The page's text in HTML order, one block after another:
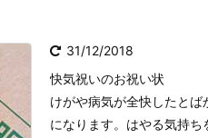
31/12/2018
快気祝いのお祝い状
けがや病気が全快したと
になります。はやる気持